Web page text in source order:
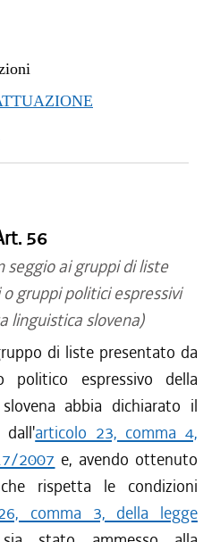
56
seggio ai gruppi di liste
gruppi politici espressivi
linguistica slovena)
di liste presentato da
espressivo della
abbia dichiarato il
dall'articolo 23, comma 4,
2007 e, avendo ottenuto
rispetta le condizioni
comma 3, della legge